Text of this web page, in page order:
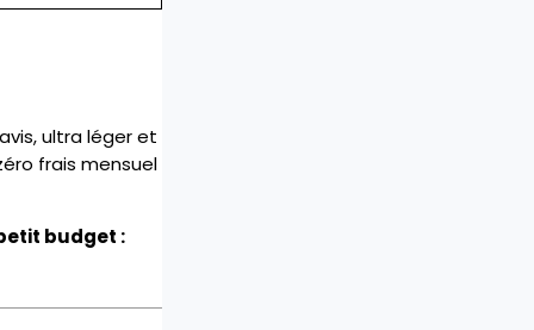
ultra léger et
frais mensuel
budget :